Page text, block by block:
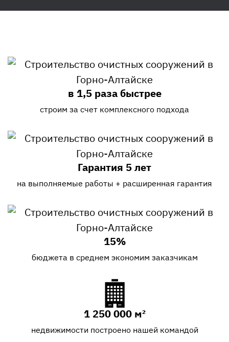
в 1,5 раза быстрее
строим за счет комплексного подхода
Гарантия 5 лет
на выполняемые работы + расширенная гарантия
15%
бюджета в среднем экономим заказчикам
1 250 000 м²
недвижимости построено нашей командой